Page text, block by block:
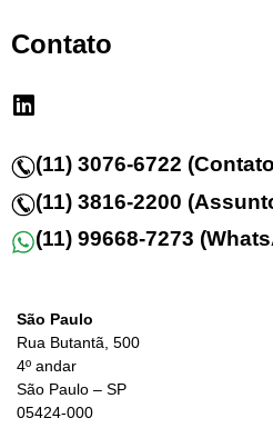
Contato
(11) 3076-6722
(11) 3816-2200
(11) 99668-7273
São Paulo
Rua Butantã, 500
4º andar
São Paulo – SP
05424-000